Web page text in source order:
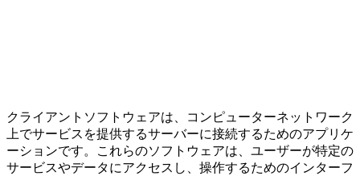
クライアントソフトウェアは、コンピューターネットワーク
上でサービスを提供するサーバーに接続するためのアプリケ
ーションです。これらのソフトウェアは、ユーザーが特定の
サービスやデータにアクセスし、操作するためのインターフ